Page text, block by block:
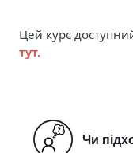
Цей курс
тут.
Чи